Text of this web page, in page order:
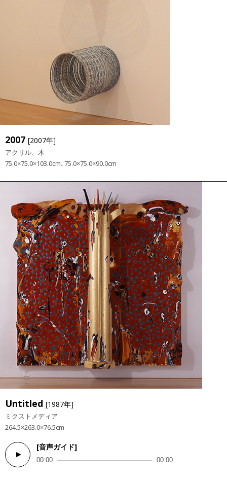
2007 [2007年]
アクリル、木
75.0×75.0×103.0cm､75.0×75.0×90.0cm
Untitled [1987年]
ミクストメディア
264.5×263.0×76.5cm
[音声ガイド]
Audio
Player
00:00 00:00